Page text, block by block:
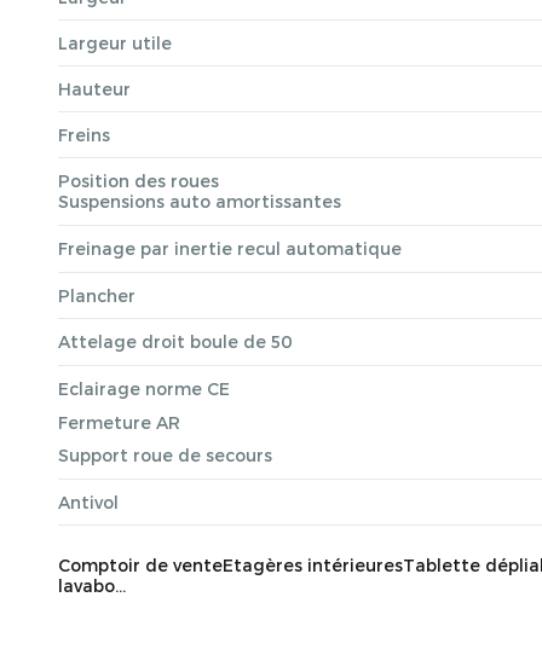
Largeur utile
Hauteur
Freins
Position des roues
Suspensions auto amortissantes
Freinage par inertie recul automatique
Plancher
Attelage droit boule de 50
Eclairage norme CE
Fermeture AR
Support roue de secours
Antivol
Comptoir de venteEtagères intérieuresTablette
lavabo...